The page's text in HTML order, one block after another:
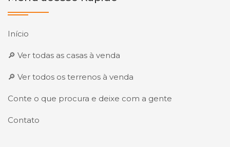
Início
🔎 Ver todas as casas à venda
🔎 Ver todos os terrenos à venda
Conte o que procura e deixe com a gente
Contato